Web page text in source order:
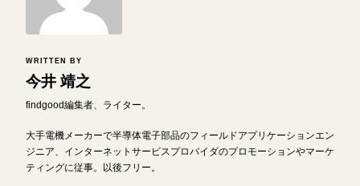
WRITTEN BY
今井 靖之
findgood編集者、ライター。
大手電機メーカーで半導体電子部品のフィールドアプリケーションエン
ジニア、インターネットサービスプロバイダのプロモーションやマーケ
ティングに従事。以後フリー。